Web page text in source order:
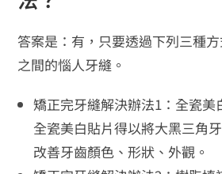
答案是：有，只要透過下列三種
之間的惱人牙縫。
矯正完牙縫解決辦法1：全瓷美
全瓷美白貼片得以將大黑三角
改善牙齒顏色、形狀、外觀。